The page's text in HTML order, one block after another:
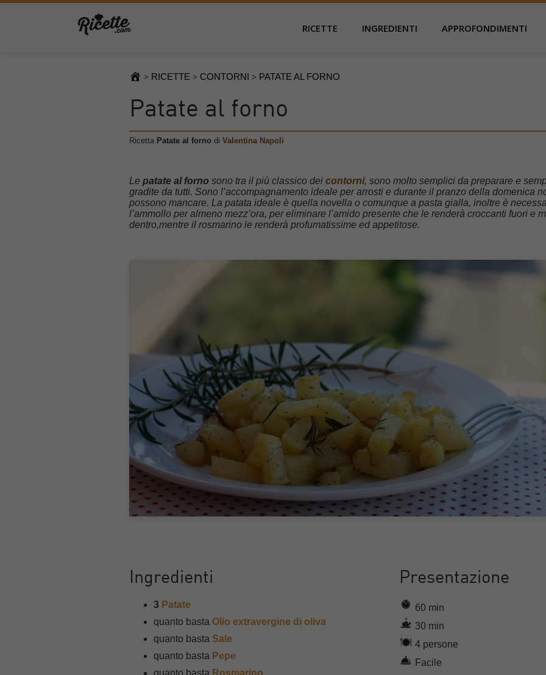
RICETTE INGREDIENTI APPROFONDIMENTI
> RICETTE > CONTORNI > PATATE AL FORNO
Patate al forno
Ricetta Patate al forno di Valentina Napoli
Le patate al forno sono tra il più classico dei contorni, sono molto semplici da preparare e
gradite da tutti. Sono l’accompagnamento ideale per arrosti e durante il pranzo della domenica
possono mancare. La patata ideale è quella novella o comunque a pasta gialla, inoltre è
l’ammollo per almeno mezz’ora, per eliminare l’amido presente che le renderà croccanti fuori e
dentro,mentre il rosmarino le renderà profumatissime ed appetitose.
Ingredienti
3 Patate
quanto basta Olio extravergine di oliva
quanto basta Sale
quanto basta Pepe
Presentazione
60 min
30 min
4 persone
Facile